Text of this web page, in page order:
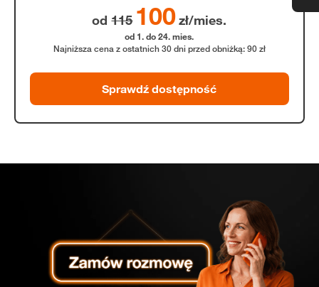
od115 100 zł/mies.
od 1. do 24. mies.
Najniższa cena z ostatnich 30 dni przed obniżką: 90 zł
Sprawdź dostępność